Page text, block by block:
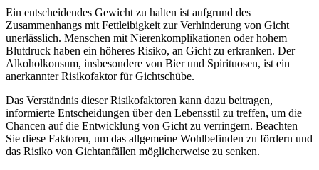
Ein entscheidendes Gewicht zu halten ist aufgrund des
Zusammenhangs mit Fettleibigkeit zur Verhinderung von Gicht
unerlässlich. Menschen mit Nierenkomplikationen oder hohem
Blutdruck haben ein höheres Risiko, an Gicht zu erkranken. Der
Alkoholkonsum, insbesondere von Bier und Spirituosen, ist ein
anerkannter Risikofaktor für Gichtschübe.
Das Verständnis dieser Risikofaktoren kann dazu beitragen,
informierte Entscheidungen über den Lebensstil zu treffen, um die
Chancen auf die Entwicklung von Gicht zu verringern. Beachten
Sie diese Faktoren, um das allgemeine Wohlbefinden zu fördern und
das Risiko von Gichtanfällen möglicherweise zu senken.